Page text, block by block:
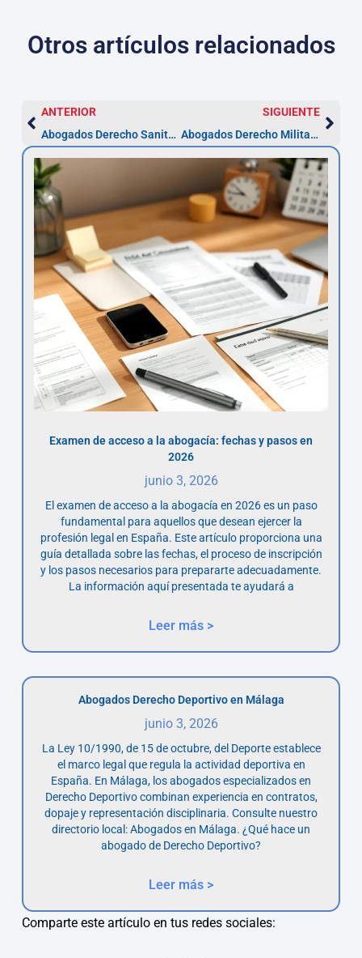
Otros artículos relacionados
ANTERIOR
Abogados Derecho Sanitario en Navarra
SIGUIENTE
Abogados Derecho Militar en Navarra
Examen de acceso a la abogacía: fechas y pasos en
2026
junio 3, 2026
El examen de acceso a la abogacía en 2026 es un paso
fundamental para aquellos que desean ejercer la
profesión legal en España. Este artículo proporciona una
guía detallada sobre las fechas, el proceso de inscripción
y los pasos necesarios para prepararte adecuadamente.
La información aquí presentada te ayudará a
Leer más >
Abogados Derecho Deportivo en Málaga
junio 3, 2026
La Ley 10/1990, de 15 de octubre, del Deporte establece
el marco legal que regula la actividad deportiva en
España. En Málaga, los abogados especializados en
Derecho Deportivo combinan experiencia en contratos,
dopaje y representación disciplinaria. Consulte nuestro
directorio local: Abogados en Málaga. ¿Qué hace un
abogado de Derecho Deportivo?
Leer más >
Comparte este artículo en tus redes sociales: